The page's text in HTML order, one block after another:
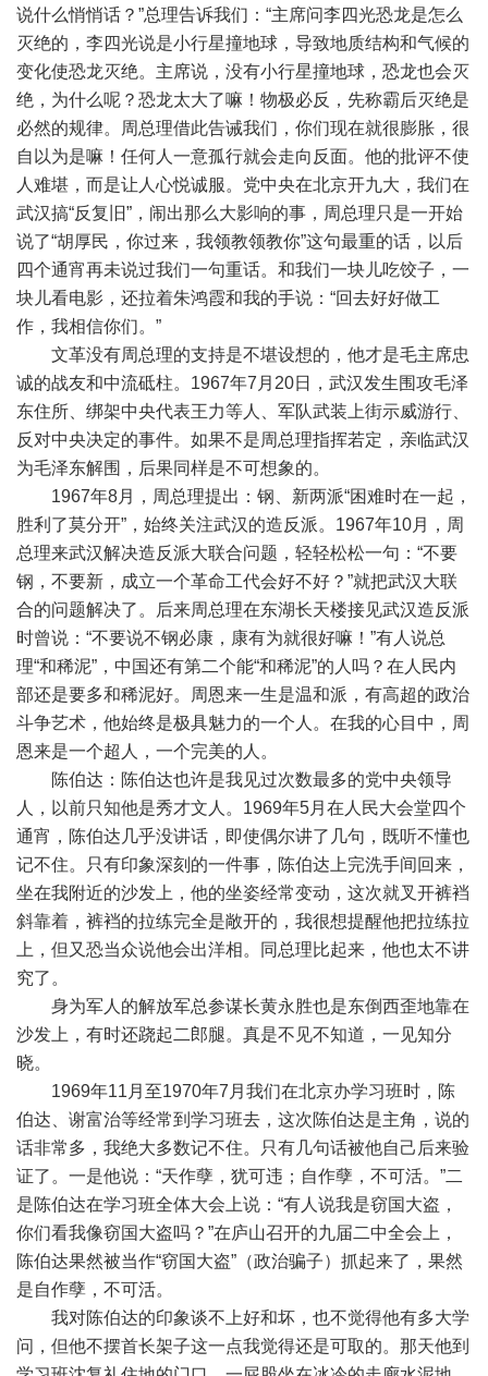
说什么悄悄话？”总理告诉我们：“主席问李四光恐龙是怎么
灭绝的，李四光说是小行星撞地球，导致地质结构和气候的
变化使恐龙灭绝。主席说，没有小行星撞地球，恐龙也会灭
绝，为什么呢？恐龙太大了嘛！物极必反，先称霸后灭绝是
必然的规律。周总理借此告诫我们，你们现在就很膨胀，很
自以为是嘛！任何人一意孤行就会走向反面。他的批评不使
人难堪，而是让人心悦诚服。党中央在北京开九大，我们在
武汉搞“反复旧”，闹出那么大影响的事，周总理只是一开始
说了“胡厚民，你过来，我领教领教你”这句最重的话，以后
四个通宵再未说过我们一句重话。和我们一块儿吃饺子，一
块儿看电影，还拉着朱鸿霞和我的手说：“回去好好做工
作，我相信你们。”
文革没有周总理的支持是不堪设想的，他才是毛主席忠
诚的战友和中流砥柱。1967年7月20日，武汉发生围攻毛泽
东住所、绑架中央代表王力等人、军队武装上街示威游行、
反对中央决定的事件。如果不是周总理指挥若定，亲临武汉
为毛泽东解围，后果同样是不可想象的。
1967年8月，周总理提出：钢、新两派“困难时在一起，
胜利了莫分开”，始终关注武汉的造反派。1967年10月，周
总理来武汉解决造反派大联合问题，轻轻松松一句：“不要
钢，不要新，成立一个革命工代会好不好？”就把武汉大联
合的问题解决了。后来周总理在东湖长天楼接见武汉造反派
时曾说：“不要说不钢必康，康有为就很好嘛！”有人说总
理“和稀泥”，中国还有第二个能“和稀泥”的人吗？在人民内
部还是要多和稀泥好。周恩来一生是温和派，有高超的政治
斗争艺术，他始终是极具魅力的一个人。在我的心目中，周
恩来是一个超人，一个完美的人。
陈伯达：陈伯达也许是我见过次数最多的党中央领导
人，以前只知他是秀才文人。1969年5月在人民大会堂四个
通宵，陈伯达几乎没讲话，即使偶尔讲了几句，既听不懂也
记不住。只有印象深刻的一件事，陈伯达上完洗手间回来，
坐在我附近的沙发上，他的坐姿经常变动，这次就叉开裤裆
斜靠着，裤裆的拉练完全是敞开的，我很想提醒他把拉练拉
上，但又恐当众说他会出洋相。同总理比起来，他也太不讲
究了。
身为军人的解放军总参谋长黄永胜也是东倒西歪地靠在
沙发上，有时还跷起二郎腿。真是不见不知道，一见知分
晓。
1969年11月至1970年7月我们在北京办学习班时，陈
伯达、谢富治等经常到学习班去，这次陈伯达是主角，说的
话非常多，我绝大多数记不住。只有几句话被他自己后来验
证了。一是他说：“天作孽，犹可违；自作孽，不可活。”二
是陈伯达在学习班全体大会上说：“有人说我是窃国大盗，
你们看我像窃国大盗吗？”在庐山召开的九届二中全会上，
陈伯达果然被当作“窃国大盗”（政治骗子）抓起来了，果然
是自作孽，不可活。
我对陈伯达的印象谈不上好和坏，也不觉得他有多大学
问，但他不摆首长架子这一点我觉得还是可取的。那天他到